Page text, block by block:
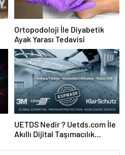
Ortopodoloji İle Diyabetik
Ayak Yarası Tedavisi
UETDS Nedir ? Uetds.com İle
Akıllı Dijital Taşımacılık